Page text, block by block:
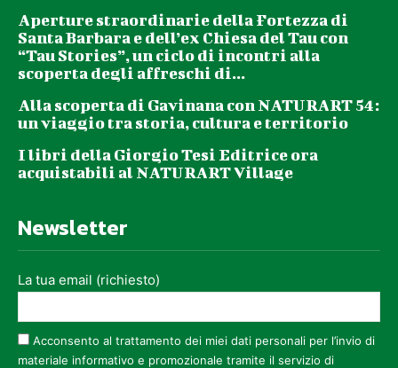
Aperture straordinarie della Fortezza di
Santa Barbara e dell’ex Chiesa del Tau con
“Tau Stories”, un ciclo di incontri alla
scoperta degli affreschi di...
Alla scoperta di Gavinana con NATURART 54:
un viaggio tra storia, cultura e territorio
I libri della Giorgio Tesi Editrice ora
acquistabili al NATURART Village
Newsletter
La tua email (richiesto)
Acconsento al trattamento dei miei dati personali per l’invio di
materiale informativo e promozionale tramite il servizio di